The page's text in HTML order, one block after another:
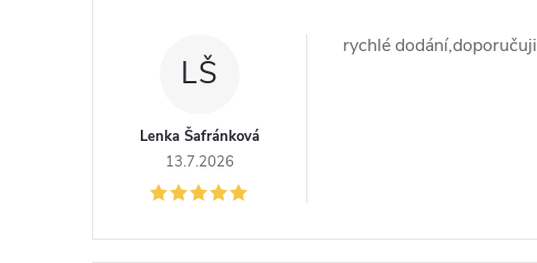
LŠ
Lenka Šafránková
13.7.2026
rychlé dodání,doporučuji